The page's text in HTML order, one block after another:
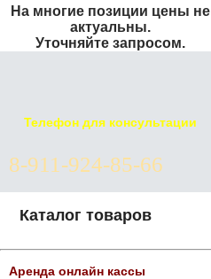
На многие позиции цены не
актуальны.
Уточняйте запросом.
Телефон для консультации
8-911-924-85-66
Каталог товаров
Аренда онлайн кассы